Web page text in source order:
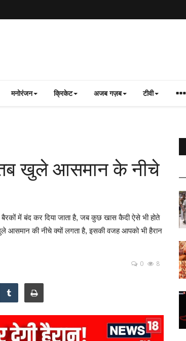
मनोरंजन क्रिकेट अजब गज़ब टीवी
खुले आसमान के नीचे
में बंद कर दिया जाता है, जब कुछ खास कैदी ऐसे भी होते
की नीचे क्‍यों लगता है, इसकी वजह आपको भी हैरान
0 8